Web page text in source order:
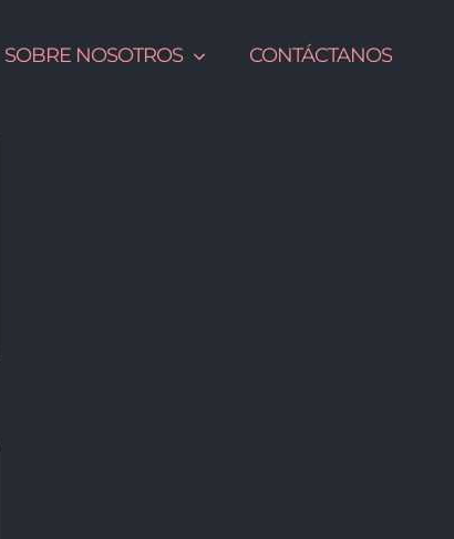
SOBRE NOSOTROS CONTÁCTANOS